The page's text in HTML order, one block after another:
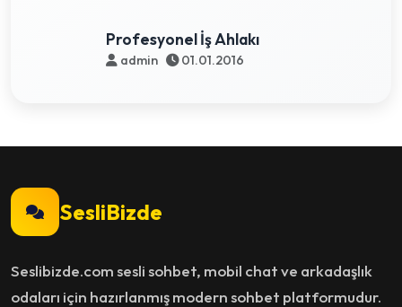
Profesyonel İş Ahlakı
admin 01.01.2016
SesliBizde
Seslibizde.com sesli sohbet, mobil chat ve arkadaşlık
odaları için hazırlanmış modern sohbet platformudur.